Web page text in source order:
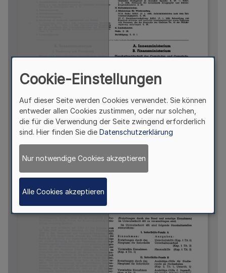
Cookie-Einstellungen
Auf dieser Seite werden Cookies verwendet. Sie können
entweder allen Cookies zustimmen, oder nur solchen,
die für die Verwendung der Seite zwingend erforderlich
sind. Hier finden Sie die Datenschutzerklärung
Nur notwendige Cookies akzeptieren
Alle Cookies akzeptieren